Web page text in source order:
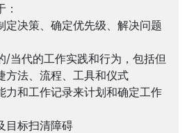
定决策、确定优先级、解决问题
/当代的工作实践和行为，包括但
方法、流程、工具和仪式
力和工作记录来计划和确定工作
目标扫清障碍